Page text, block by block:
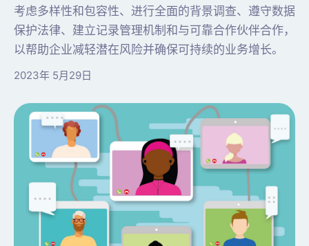
考虑多样性和包容性、进行全面的背景调查、遵守数据
保护法律、建立记录管理机制和与可靠合作伙伴合作，
以帮助企业减轻潜在风险并确保可持续的业务增长。
2023年 5月29日